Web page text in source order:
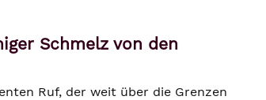
Schmelz von den
Ruf, der weit über die Grenzen